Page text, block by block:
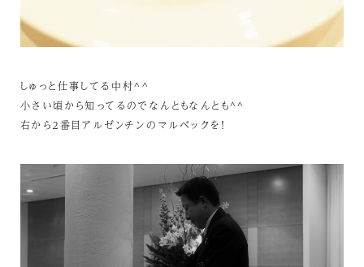
しゅっと仕事してる中村^^
小さい頃から知ってるのでなんともなんとも^^
右から２番目アルゼンチンのマルベックを！